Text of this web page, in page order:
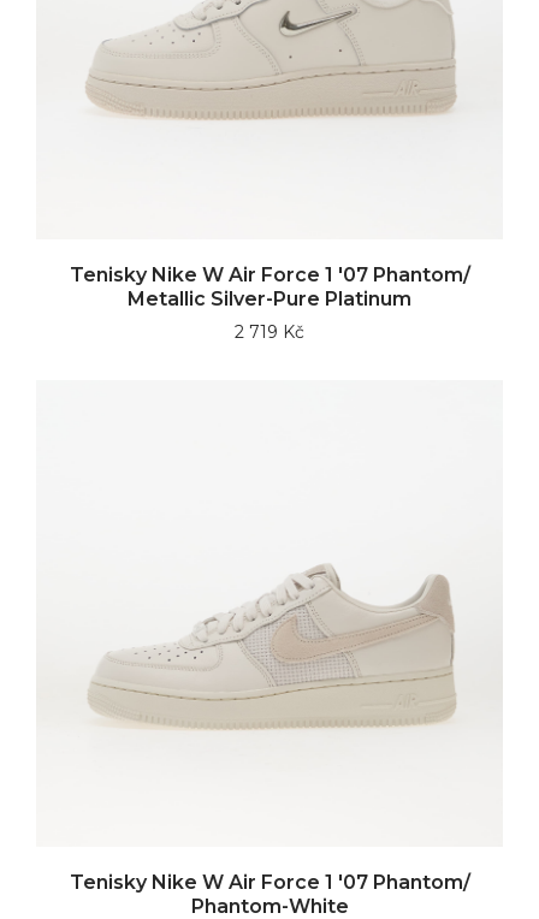
Tenisky Nike W Air Force 1 '07 Phantom/
Metallic Silver-Pure Platinum
2 719 Kč
Tenisky Nike W Air Force 1 '07 Phantom/
Phantom-White